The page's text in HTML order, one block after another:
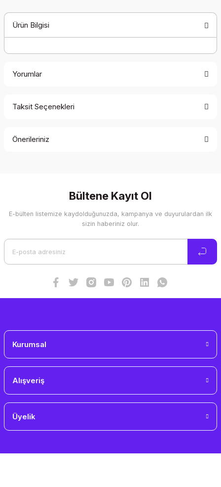
Ürün Bilgisi
Yorumlar
Taksit Seçenekleri
Önerileriniz
Görüş ve önerileriniz için teşekkür ederiz.
Ürün resmi kalitesiz, bozuk veya görüntülenemiyor.
Bültene Kayıt Ol
E-bülten listemize kaydolduğunuzda, kampanya ve duyurulardan ilk
sizin haberiniz olur.
Kurumsal
Alışveriş
Üyelik